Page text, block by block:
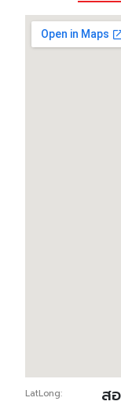
LatLong: ส